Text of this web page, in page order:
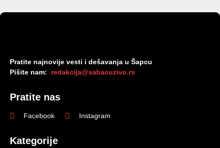
Pratite najnovije vesti i dešavanja u Šapcu
Pišite nam: redakcija@sabacuzivo.rs
Pratite nas
Facebook Instagram
Kategorije